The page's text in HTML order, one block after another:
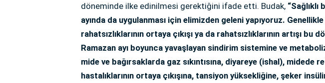
döneminde ilke edinilmesi gerektiğini ifade etti. Budak, “Sağlıklı
ayında da uygulanması için elimizden geleni yapıyoruz.
rahatsızlıklarının ortaya çıkışı ya da rahatsızlıklarının artışı bu
Ramazan ayı boyunca yavaşlayan sindirim sistemine ve
mide ve bağırsaklarda gaz sıkıntısına, diyareye (ishal), midede
hastalıklarının ortaya çıkışına, tansiyon yüksekliğine, şeker